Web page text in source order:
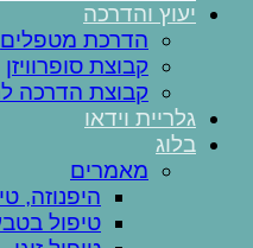
יעוץ והדרכה
הדרכת מטפלים
קבוצת סופרוויזן
קבוצת הדרכה
גלריית וידאו
בלוג
מאמרים
היפנוזה,
טיפול